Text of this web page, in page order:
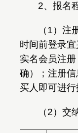
2、 报名
（1）注
时间前登录
实名会员注
确）；注册
买人即可进行
（2）交